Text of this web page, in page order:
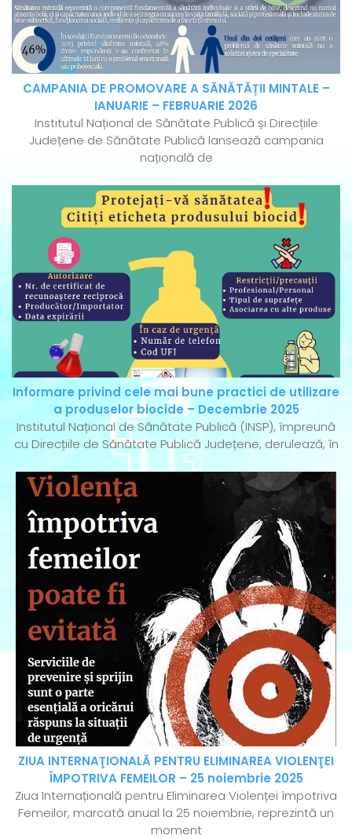
CAMPANIA DE PROMOVARE A SĂNĂTĂȚII MINTALE –
IANUARIE – FEBRUARIE 2026
Institutul Național de Sănătate Publică și Direcțiile
Județene de Sănătate Publică lansează campania
națională de
Informare privind cele mai bune practici de utilizare
a produselor biocide – Decembrie 2025
Institutul Național de Sănătate Publică (INSP), împreună
cu Direcțiile de Sănătate Publică Județene, derulează, în
ZIUA INTERNAŢIONALĂ PENTRU ELIMINAREA VIOLENŢEI
ÎMPOTRIVA FEMEILOR – 25 noiembrie 2025
Ziua Internațională pentru Eliminarea Violenței împotriva
Femeilor, marcată anual la 25 noiembrie, reprezintă un
moment